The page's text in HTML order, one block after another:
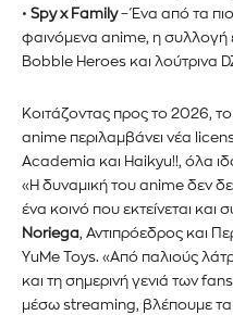
• Spy x Family– Ένα από τα
φαινόμενα anime, η συλλογή
Bobble Heroes και λούτρινα
Κοιτάζοντας προς το 2026,
anime περιλαμβάνει νέα
Academia και Haikyu!!, όλα
«Η δυναμική του anime δεν
ένα κοινό που εκτείνεται και
Noriega, Αντιπρόεδρος και
YuMe Toys. «Από παλιούς
και τη σημερινή γενιά των
μέσω streaming, βλέπουμε